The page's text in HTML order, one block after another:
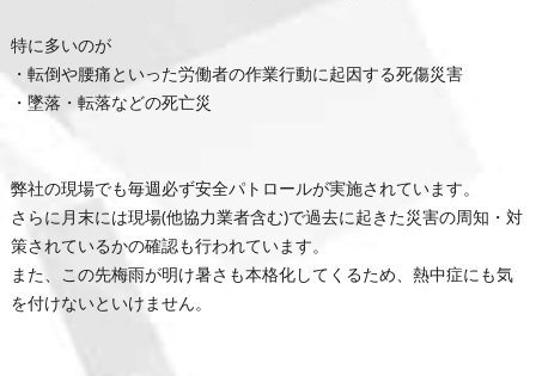
特に多いのが
・転倒や腰痛といった労働者の作業行動に起因する死傷災害
・墜落・転落などの死亡災
弊社の現場でも毎週必ず安全パトロールが実施されています。
さらに月末には現場(他協力業者含む)で過去に起きた災害の周知・対
策されているかの確認も行われています。
また、この先梅雨が明け暑さも本格化してくるため、熱中症にも気
を付けないといけません。